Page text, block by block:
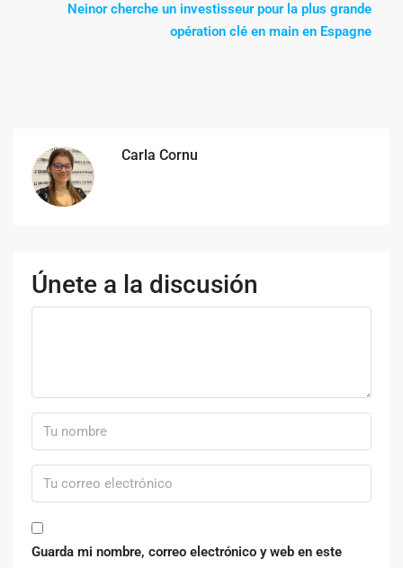
Neinor cherche un investisseur pour la plus grande
opération clé en main en Espagne
Carla Cornu
Únete a la discusión
Guarda mi nombre, correo electrónico y web en este